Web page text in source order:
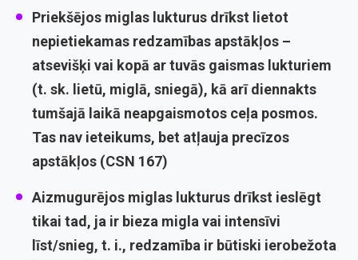
Priekšējos miglas lukturus drīkst lietot
nepietiekamas redzamības apstākļos –
atsevišķi vai kopā ar tuvās gaismas lukturiem
(t. sk. lietū, miglā, sniegā), kā arī diennakts
tumšajā laikā neapgaismotos ceļa posmos.
Tas nav ieteikums, bet atļauja precīzos
apstākļos (CSN 167)
Aizmugurējos miglas lukturus drīkst ieslēgt
tikai tad, ja ir bieza migla vai intensīvi
līst/snieg, t. i., redzamība ir būtiski ierobežota